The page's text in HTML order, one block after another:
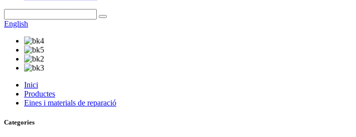
English
Inici
Productes
Eines i materials de reparació
Categories